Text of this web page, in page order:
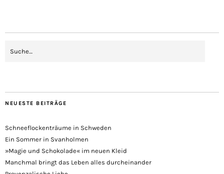
NEUESTE BEITRÄGE
Schneeflockenträume in Schweden
Ein Sommer in Svanholmen
»Magie und Schokolade« im neuen Kleid
Manchmal bringt das Leben alles durcheinander